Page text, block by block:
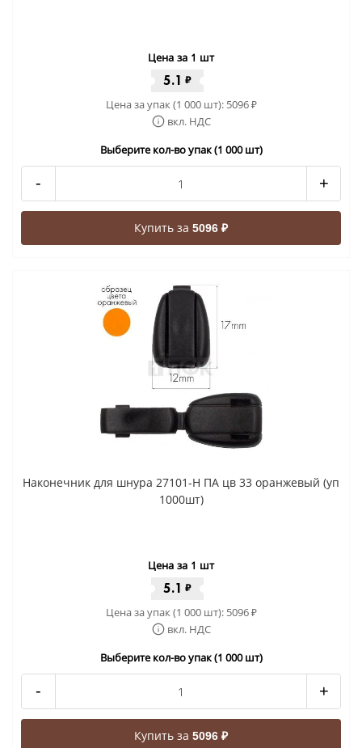
Цена за 1 шт
5.1 ₽
Цена за упак (1 000 шт): 5096₽
вкл. НДС
Выберите кол-во упак (1 000 шт)
- +
Купить за 5096 ₽
Наконечник для шнура 27101-Н ПА цв 33 оранжевый (уп
1000шт)
Цена за 1 шт
5.1 ₽
Цена за упак (1 000 шт): 5096₽
вкл. НДС
Выберите кол-во упак (1 000 шт)
- +
Купить за 5096 ₽